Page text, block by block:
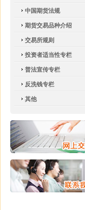
中国期货法规
期货交易品种介绍
交易所规则
投资者适当性专栏
普法宣传专栏
反洗钱专栏
其他